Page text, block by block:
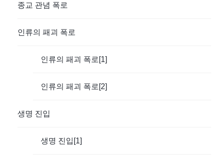
종교 관념 폭로
인류의 패괴 폭로
인류의 패괴 폭로[1]
인류의 패괴 폭로[2]
생명 진입
생명 진입[1]